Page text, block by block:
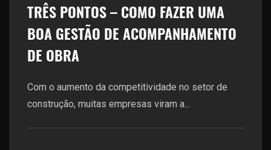
TRÊS PONTOS – COMO FAZER UMA
BOA GESTÃO DE ACOMPANHAMENTO
DE OBRA
Com o aumento da competitividade no setor de
construção, muitas empresas viram a...